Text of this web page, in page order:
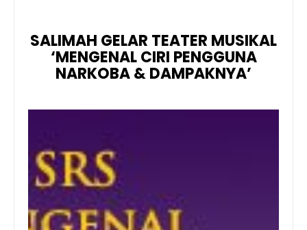
SALIMAH GELAR TEATER MUSIKAL
‘MENGENAL CIRI PENGGUNA
NARKOBA & DAMPAKNYA’